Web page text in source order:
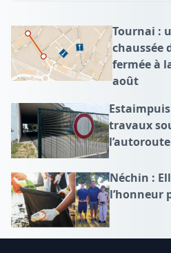
Tournai :
chaussée
fermée à
août
travaux
l’autoroute
Néchin :
l’honneur